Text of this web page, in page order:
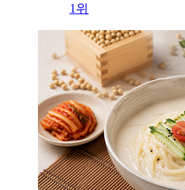
1위